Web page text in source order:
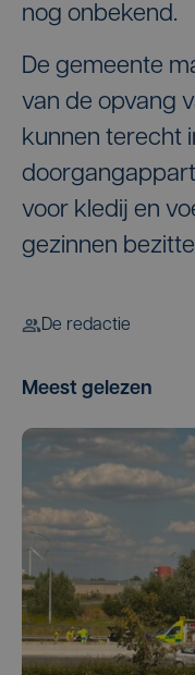
nog onbekend.
De gemeente
van de opvang
kunnen terecht
voor kledij en
gezinnen
De redactie
Meest gelezen